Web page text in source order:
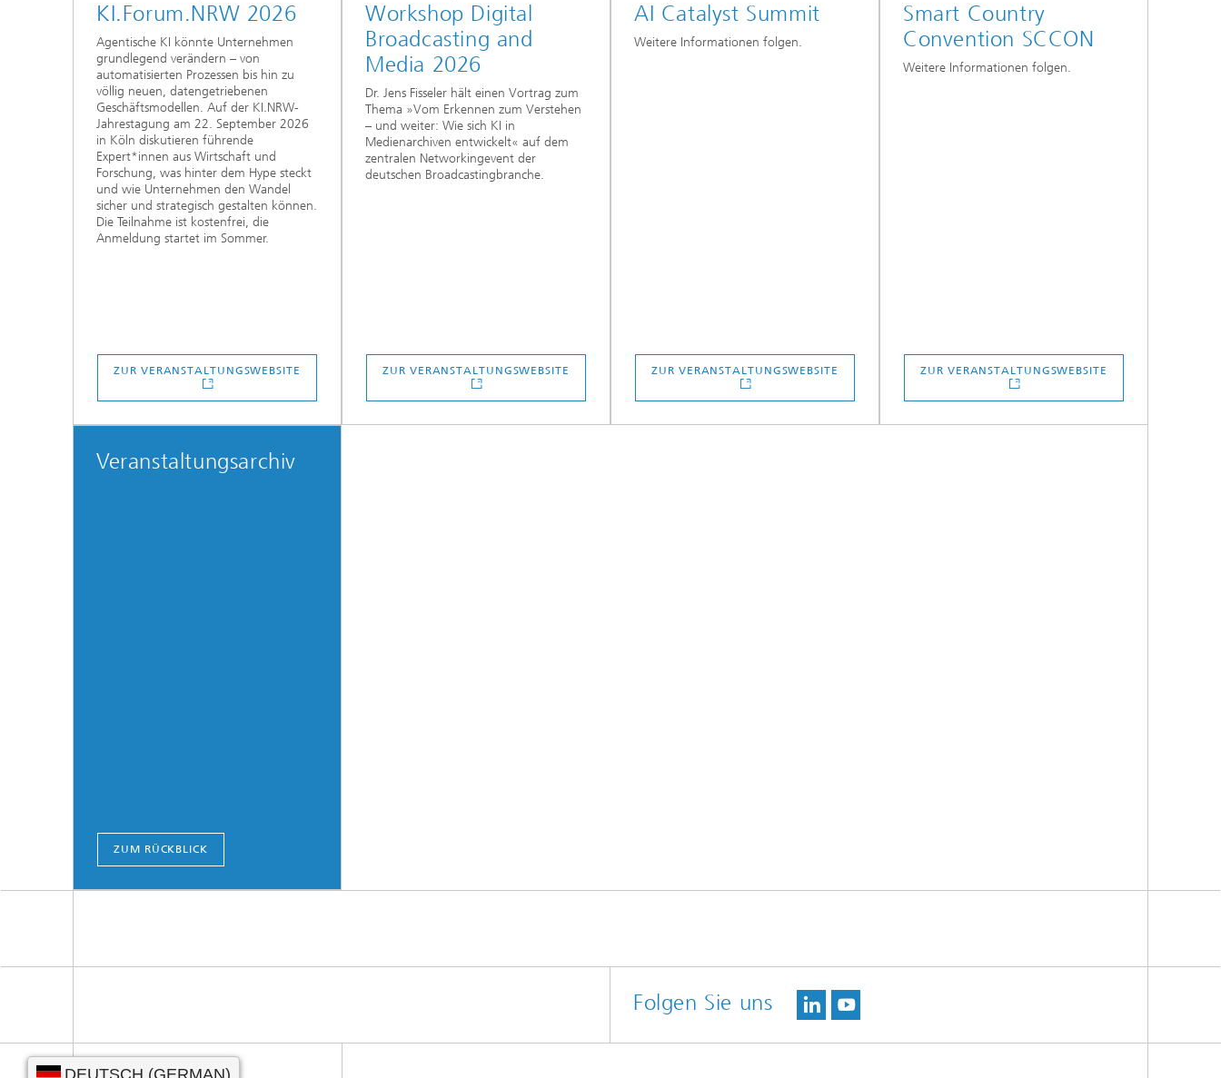
KI.Forum.NRW 2026
Agentische KI könnte Unternehmen
grundlegend verändern – von
automatisierten Prozessen bis hin zu
völlig neuen, datengetriebenen
Geschäftsmodellen. Auf der KI.NRW-
Jahrestagung am 22. September 2026
in Köln diskutieren führende
Expert*innen aus Wirtschaft und
Forschung, was hinter dem Hype steckt
und wie Unternehmen den Wandel
sicher und strategisch gestalten können.
Die Teilnahme ist kostenfrei, die
Anmeldung startet im Sommer.
ZUR VERANSTALTUNGSWEBSITE
Workshop Digital
Broadcasting and
Media 2026
Dr. Jens Fisseler hält einen Vortrag zum
Thema »Vom Erkennen zum Verstehen
– und weiter: Wie sich KI in
Medienarchiven entwickelt« auf dem
zentralen Networkingevent der
deutschen Broadcastingbranche.
ZUR VERANSTALTUNGSWEBSITE
AI Catalyst Summit
Weitere Informationen folgen.
ZUR VERANSTALTUNGSWEBSITE
Smart Country
Convention SCCON
Weitere Informationen folgen.
ZUR VERANSTALTUNGSWEBSITE
Veranstaltungsarchiv
ZUM RÜCKBLICK
Folgen Sie uns